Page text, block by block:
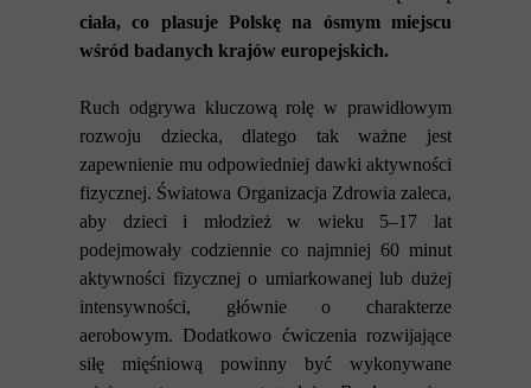
ciała, co plasuje Polskę na ósmym miejscu
wśród badanych krajów europejskich.
Ruch odgrywa kluczową rolę w prawidłowym
rozwoju dziecka, dlatego tak ważne jest
zapewnienie mu odpowiedniej dawki aktywności
fizycznej. Światowa Organizacja Zdrowia zaleca,
aby dzieci i młodzież w wieku 5–17 lat
podejmowały codziennie co najmniej 60 minut
aktywności fizycznej o umiarkowanej lub dużej
intensywności, głównie o charakterze
aerobowym. Dodatkowo ćwiczenia rozwijające
siłę mięśniową powinny być wykonywane